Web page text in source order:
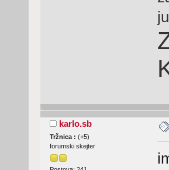
karlo.sb
Tržnica : (+5)
forumski skejter